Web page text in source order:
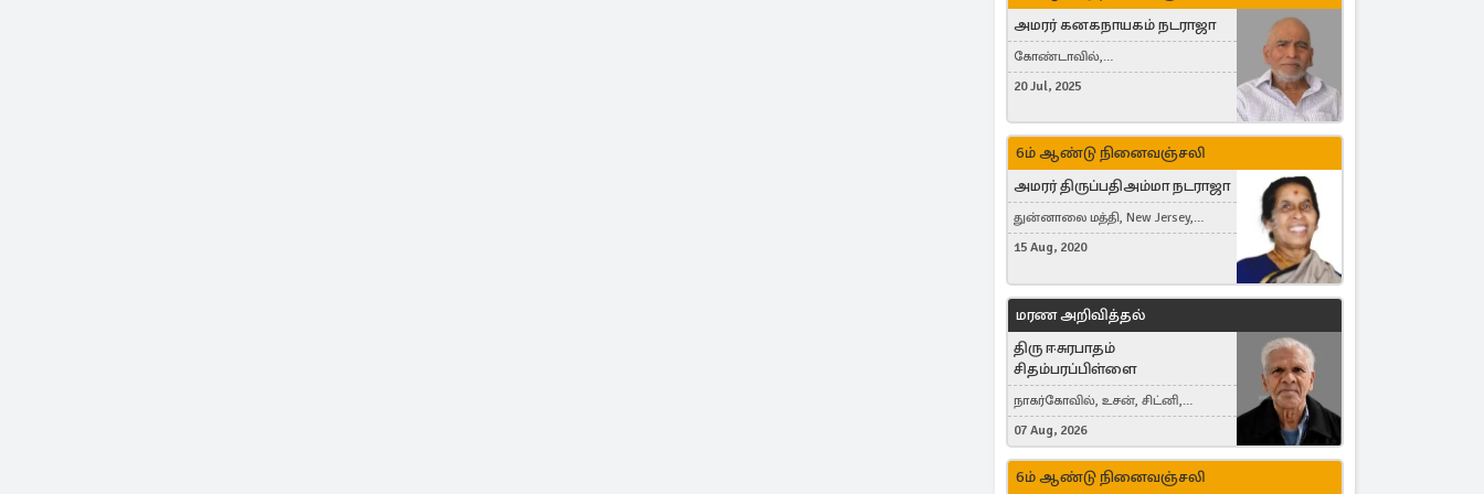
அமரர் கனகநாயகம் நடராஜா
கோண்டாவில்,
புன்னாலைக்கட்டுவன், சவுதி
Germany, Brampton, Canada
20 Jul, 2025
6ம் ஆண்டு நினைவஞ்சலி
அமரர் திருப்பதிஅம்மா நடராஜா
துன்னாலை மத்தி, New Jersey,
United States, Toronto, Canada
15 Aug, 2020
மரண அறிவித்தல்
திரு ஈசுரபாதம்
சிதம்பரப்பிள்ளை
நாகர்கோவில், உசன், சிட்னி,
Australia
07 Aug, 2026
6ம் ஆண்டு நினைவஞ்சலி